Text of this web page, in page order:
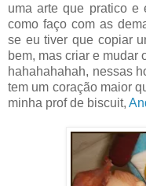
uma arte que pratico e
como faço com as
se eu tiver que copiar
bem, mas criar e mudar
hahahahahah, nessas
tem um coração maior
minha prof de biscuit,